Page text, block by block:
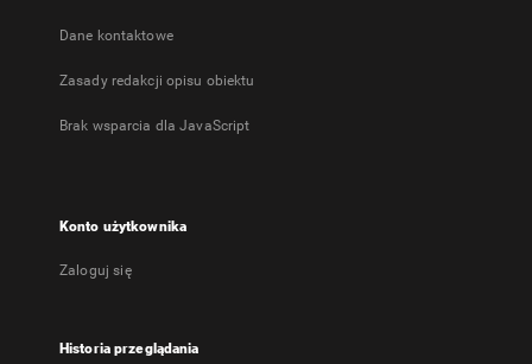
Dane kontaktowe
Zasady redakcji opisu obiektu
Brak wsparcia dla JavaScript
Konto użytkownika
Zaloguj się
Historia przeglądania